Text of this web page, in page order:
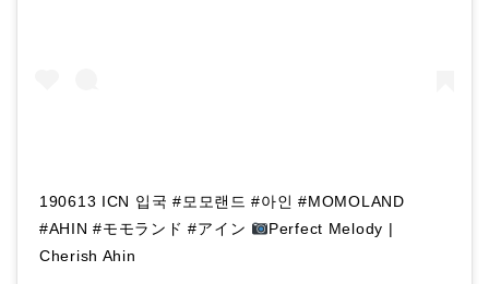
190613 ICN 입국 #모모랜드 #아인 #MOMOLAND
#AHIN #モモランド #アイン
Perfect Melody |
Cherish Ahin